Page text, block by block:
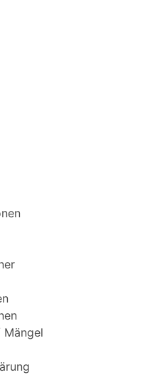
Mängel